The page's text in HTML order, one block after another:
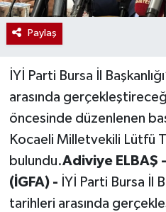
Paylaş
İYİ Parti Bursa İl
arasında
öncesinde düzenlenen
Kocaeli Milletvekili Lütfü
bulundu.Adiviye ELBAŞ
(İGFA) - İYİ Parti Bursa İl
tarihleri arasında